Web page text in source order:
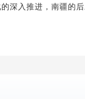
深入推进，南疆的